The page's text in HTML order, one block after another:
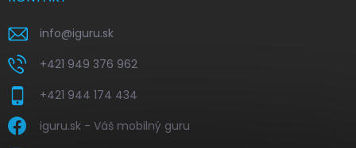
info@iguru.sk
+421 949 376 962
+421 944 174 434
iguru.sk - Váš mobilný guru